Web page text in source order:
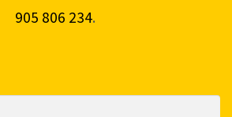
905 806 234.